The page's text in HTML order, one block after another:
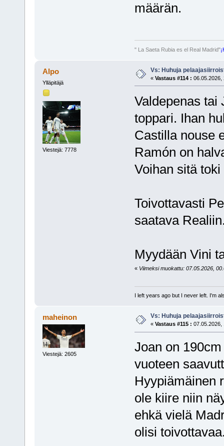
määrän.
" La Saeta Rubia es el Real Madrid"
Alpo
Ylläpitäjä
Viestejä: 7778
Vs: Huhuja
« Vastaus #114 : 06.05.2026,
Valdepenas tai
toppari. Ihan
Castilla nouse
Ramón on
Voihan sitä
Toivottavasti
saatava
Myydään Vini
« Viimeksi muokattu: 07.05.2026,
I left years ago but I never left. I'm
maheinon
Viestejä: 2605
Vs: Huhuja
« Vastaus #115 : 07.05.2026,
Joan on
vuoteen
Hyypiämäinen
ole kiire niin
ehkä vielä
olisi